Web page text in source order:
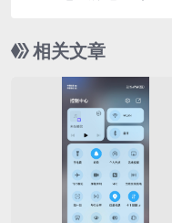
相关文章